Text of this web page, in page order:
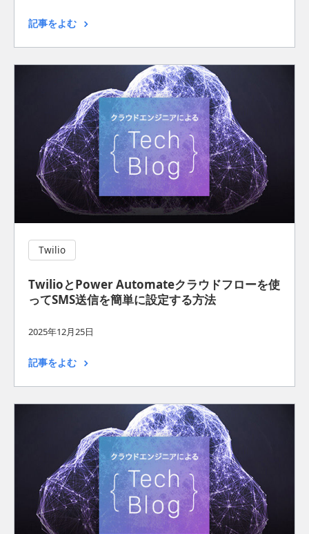
記事をよむ
Twilio
TwilioとPower Automateクラウドフローを使
ってSMS送信を簡単に設定する方法
2025年12月25日
記事をよむ